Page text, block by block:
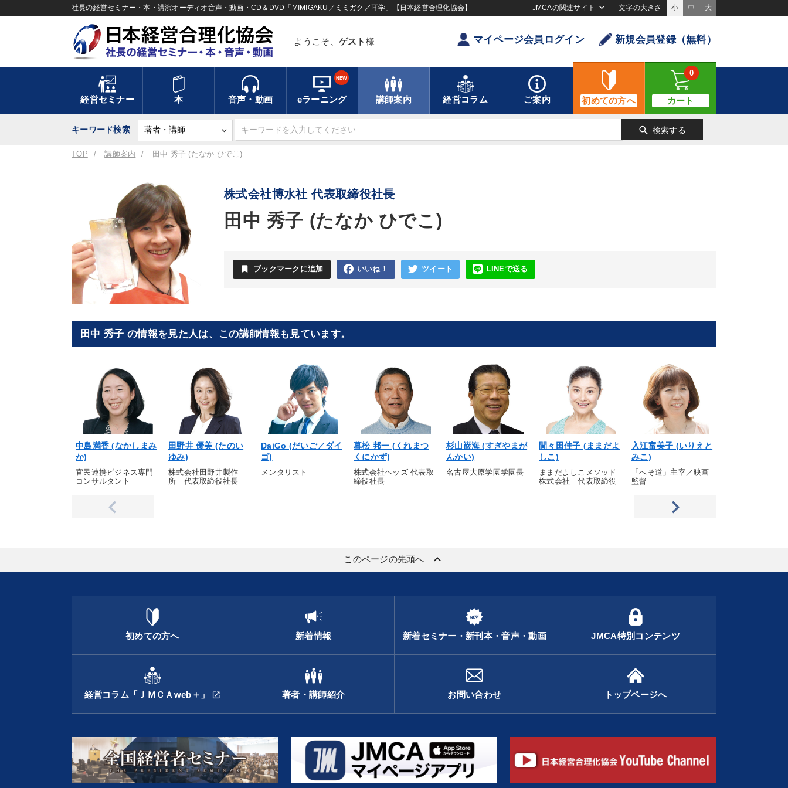
社長の経営セミナー・本・講演オーディオ音声・動画・CD＆DVD「MIMIGAKU／ミミガク／耳学」【日本経営合理化協会】 JMCAの関連サイト 文字の大きさ 小 中 大
ようこそ、 ゲスト 様 マイページ会員ログイン 新規会員登録（無料）
経営セミナー 本 音声・動画 eラーニング
NEW
講師案内 経営コラム ご案内 初めての方へ カート
0
キーワード検索 search 検索する
TOP 講師案内 田中 秀子 (たなか ひでこ)
株式会社博水社 代表取締役社長
田中 秀子 (たなか ひでこ)
bookmark ブックマークに追加 いいね！ ツイート LINEで送る
田中 秀子 の情報を見た人は、この講師情報も見ています。
中島満香 (なかしまみ
か)
官民連携ビジネス専門
コンサルタント
田野井 優美 (たのい
ゆみ)
株式会社田野井製作
所 代表取締役社長
DaiGo (だいご／ダイ
ゴ)
メンタリスト
暮松 邦一 (くれまつ
くにかず)
株式会社ヘッズ 代表取
締役社長
杉山巌海 (すぎやまが
んかい)
名古屋大原学園学園長
間々田佳子 (ままだよ
しこ)
ままだよしこメソッド
株式会社 代表取締役
入江富美子 (いりえと
みこ)
「へそ道」主宰／映画
監督
このページの先頭へ keyboard_arrow_up
初めての方へ 新着情報 新着セミナー・新刊本・音声・動画 JMCA特別コンテンツ
経営コラム「ＪＭＣＡweb＋」 open_in_new 著者・講師紹介 お問い合わせ トップページへ